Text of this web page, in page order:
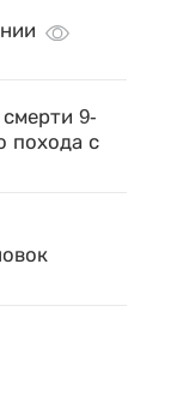
9-
похода с